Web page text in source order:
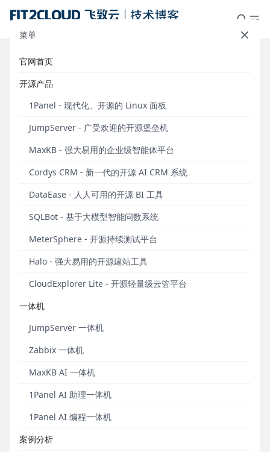
菜单
官网首页
开源产品
1Panel - 现代化、开源的 Linux 面板
JumpServer - 广受欢迎的开源堡垒机
MaxKB - 强大易用的企业级智能体平台
Cordys CRM - 新一代的开源 AI CRM 系统
DataEase - 人人可用的开源 BI 工具
SQLBot - 基于大模型智能问数系统
MeterSphere - 开源持续测试平台
Halo - 强大易用的开源建站工具
CloudExplorer Lite - 开源轻量级云管平台
一体机
JumpServer 一体机
Zabbix 一体机
MaxKB AI 一体机
1Panel AI 助理一体机
1Panel AI 编程一体机
案例分析
测试管理新增视图与高级搜索功
能，测试计划支持一键生成缺陷详
具v3.3版本发布
2024年9月29日，MeterSphere开源持续测试工具正
式发布v3.3版本。
在这一版本中，接口测试方面，接口导入功能支持导
件，接口场景的自定义请求步骤支持cURL快捷导入；
测试管理方面，接口定义列表、测试用例列表和用例
持一键提交缺陷并自动生成缺陷详情，测试计划报告
支持导出为PDF格式文件。
目前，MeterSphere v3.3版本已经上架至1Panel应用
店快速安装并使用MeterSphere开源持续测试工具。
新增功能
MeterSphere格式文件